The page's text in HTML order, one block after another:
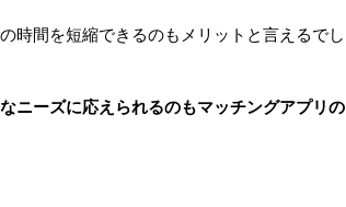
時間を短縮できるのもメリットと言えるでし
ニーズに応えられるのもマッチングアプリの